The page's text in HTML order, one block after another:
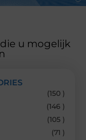
die u mogelijk
(150 )
(146 )
(105 )
(71 )